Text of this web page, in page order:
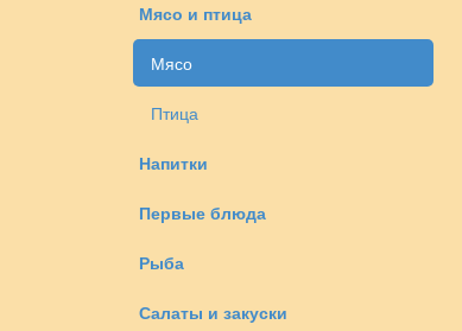
Мясо и птица
Мясо
Птица
Напитки
Первые блюда
Рыба
Салаты и закуски